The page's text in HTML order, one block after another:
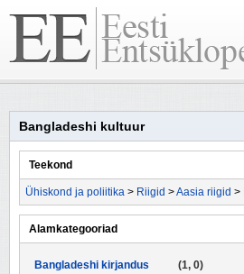
Bangladeshi kultuur
Teekond
Ühiskond ja poliitika > Riigid >Aasia riigid >
Alamkategooriad
(1, 0)
Bangladeshi kirjandus